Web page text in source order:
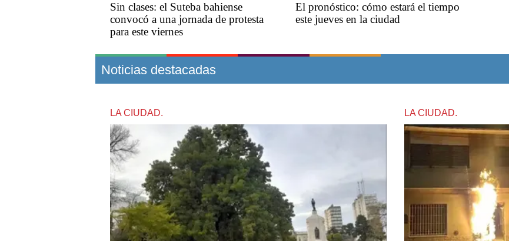
Sin clases: el Suteba bahiense
convocó a una jornada de protesta
para este viernes
El pronóstico: cómo estará el tiempo
este jueves en la ciudad
Noticias destacadas
LA CIUDAD. LA CIUDAD.